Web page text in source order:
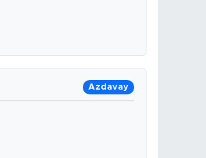
Azdavay